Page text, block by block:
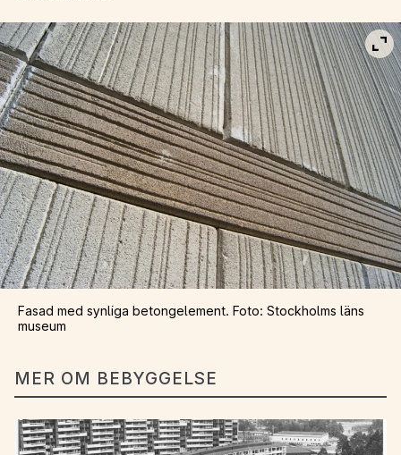
Fasad med synliga betongelement. Foto: Stockholms läns
museum
MER OM BEBYGGELSE